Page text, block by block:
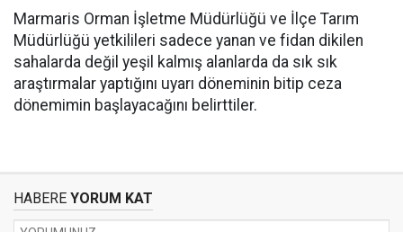
Marmaris Orman İşletme Müdürlüğü ve İlçe Tarım
Müdürlüğü yetkilileri sadece yanan ve fidan dikilen
sahalarda değil yeşil kalmış alanlarda da sık sık
araştırmalar yaptığını uyarı döneminin bitip ceza
dönemimin başlayacağını belirttiler.
HABERE YORUM KAT